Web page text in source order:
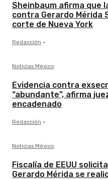
Sheinbaum afirma que
contra Gerardo Mérida
corte de Nueva York
Redacción -
Noticias México
Evidencia contra
“abundante”, afirma
encadenado
Redacción -
Noticias México
Fiscalía de EEUU
Gerardo Mérida se